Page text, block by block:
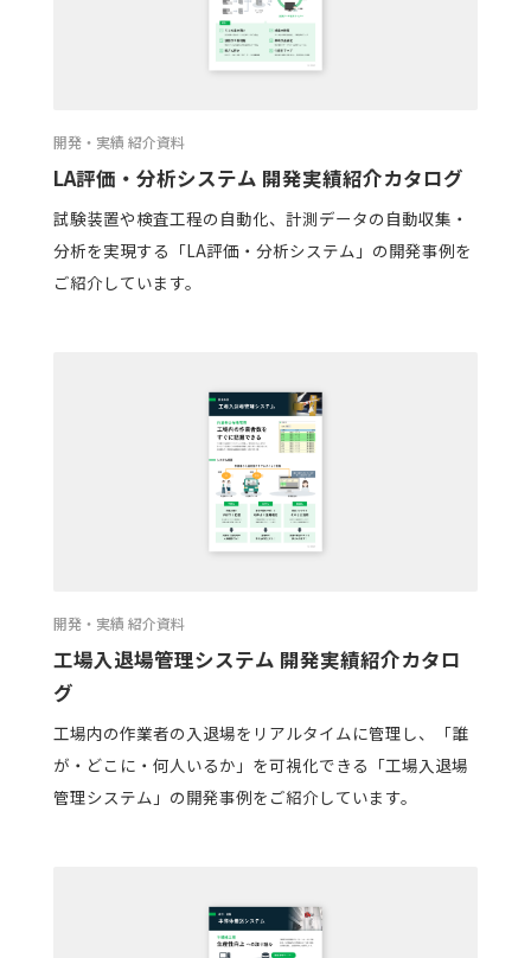
開発・実績 紹介資料
LA評価・分析システム 開発実績紹介カタログ
試験装置や検査工程の自動化、計測データの自動収集・
分析を実現する「LA評価・分析システム」の開発事例を
ご紹介しています。
開発・実績 紹介資料
工場入退場管理システム 開発実績紹介カタロ
グ
工場内の作業者の入退場をリアルタイムに管理し、「誰
が・どこに・何人いるか」を可視化できる「工場入退場
管理システム」の開発事例をご紹介しています。